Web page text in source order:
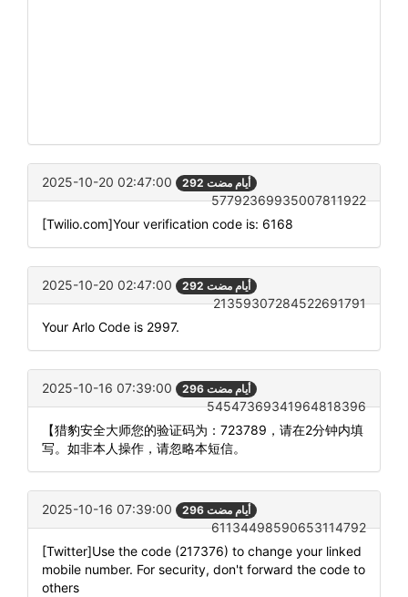
2025-10-20 02:47:00 292 أيام مضت
57792369935007811922
[Twilio.com]Your verification code is: 6168
2025-10-20 02:47:00 292 أيام مضت
21359307284522691791
Your Arlo Code is 2997.
2025-10-16 07:39:00 296 أيام مضت
54547369341964818396
【猎豹安全大师您的验证码为：723789，请在2分钟内填
写。如非本人操作，请忽略本短信。
2025-10-16 07:39:00 296 أيام مضت
61134498590653114792
[Twitter]Use the code (217376) to change your linked
mobile number. For security, don't forward the code to
others